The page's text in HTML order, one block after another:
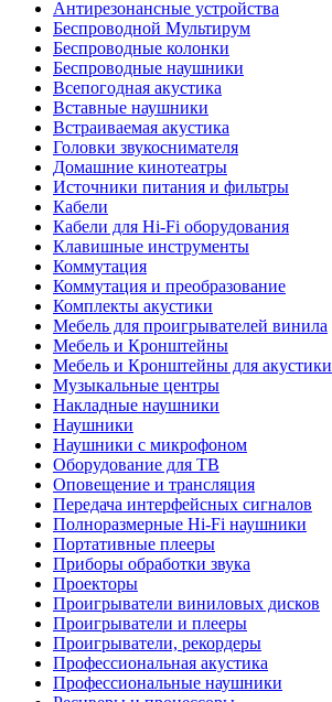
Антирезонансные устройства
Беспроводной Мультирум
Беспроводные колонки
Беспроводные наушники
Всепогодная акустика
Вставные наушники
Встраиваемая акустика
Головки звукоснимателя
Домашние кинотеатры
Источники питания и фильтры
Кабели
Кабели для Hi-Fi оборудования
Клавишные инструменты
Коммутация
Коммутация и преобразование
Комплекты акустики
Мебель для проигрывателей винила
Мебель и Кронштейны
Мебель и Кронштейны для акустики
Музыкальные центры
Накладные наушники
Наушники
Наушники с микрофоном
Оборудование для ТВ
Оповещение и трансляция
Передача интерфейсных сигналов
Полноразмерные Hi-Fi наушники
Портативные плееры
Приборы обработки звука
Проекторы
Проигрыватели виниловых дисков
Проигрыватели и плееры
Проигрыватели, рекордеры
Профессиональная акустика
Профессиональные наушники